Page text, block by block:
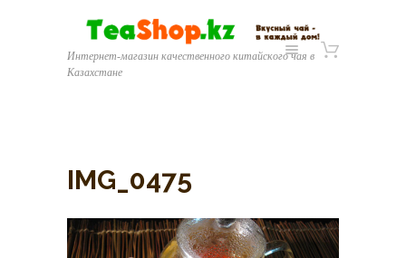
Интернет-магазин качественного китайского чая в
Казахстане
IMG_0475